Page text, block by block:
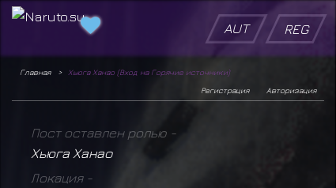
AUT REG
Главная
Хьюга Ханао (Вход на Горячие источники)
Авторизация
Регистрация
Пост оставлен ролью -
Хьюга Ханао
Локация -